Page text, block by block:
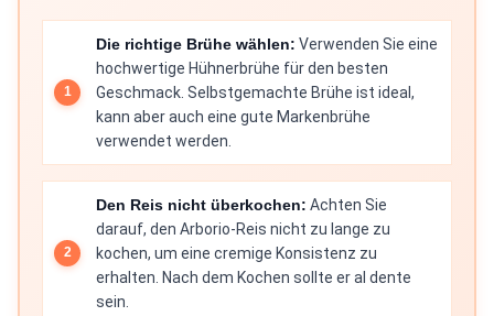
Die richtige Brühe wählen: Verwenden Sie eine
hochwertige Hühnerbrühe für den besten
Geschmack. Selbstgemachte Brühe ist ideal,
kann aber auch eine gute Markenbrühe
verwendet werden.
Den Reis nicht überkochen: Achten Sie
darauf, den Arborio-Reis nicht zu lange zu
kochen, um eine cremige Konsistenz zu
erhalten. Nach dem Kochen sollte er al dente
sein.